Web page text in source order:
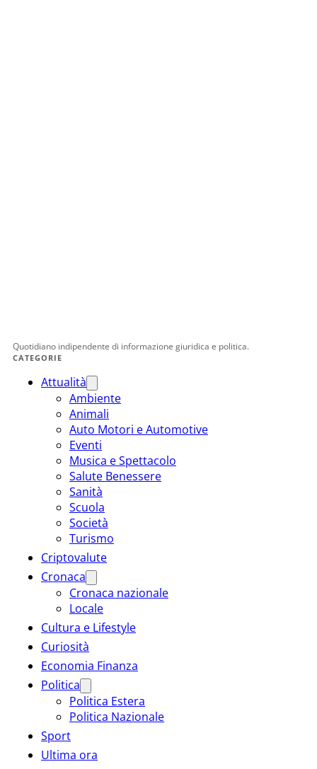
Quotidiano indipendente di informazione giuridica e politica.
CATEGORIE
Attualità
Ambiente
Animali
Auto Motori e Automotive
Eventi
Musica e Spettacolo
Salute Benessere
Sanità
Scuola
Società
Turismo
Criptovalute
Cronaca
Cronaca nazionale
Locale
Cultura e Lifestyle
Curiosità
Economia Finanza
Politica
Politica Estera
Politica Nazionale
Sport
Ultima ora